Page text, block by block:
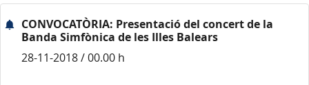
CONVOCATÒRIA: Presentació del concert de la
Banda Simfònica de les Illes Balears
28-11-2018 / 00.00 h